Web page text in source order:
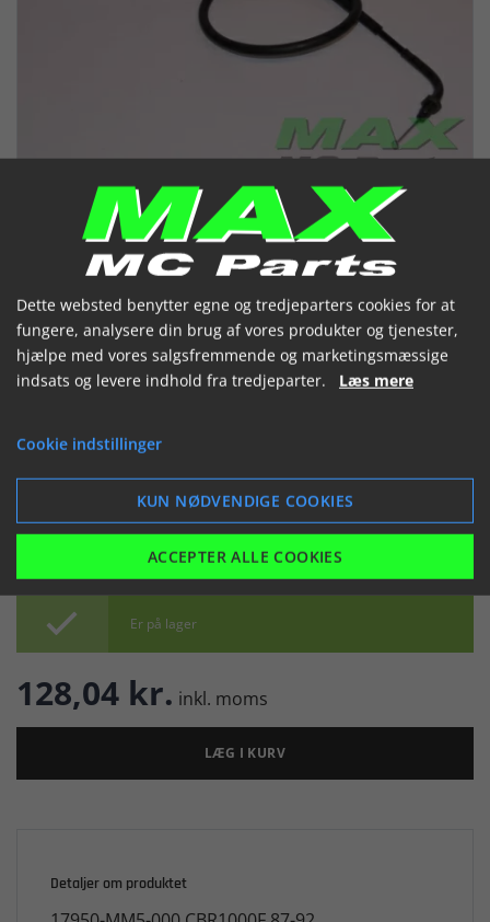
Chokerkabel HONDA CBR1000F 87-
92
(046017)
 Er på lager
128,04 kr. inkl. moms
LÆG I KURV
Detaljer om produktet
Dette websted benytter egne og tredjeparters cookies for at
fungere, analysere din brug af vores produkter og tjenester,
hjælpe med vores salgsfremmende og marketingsmæssige
indsats og levere indhold fra tredjeparter. Læs mere
Cookie indstillinger
KUN NØDVENDIGE COOKIES
ACCEPTER ALLE COOKIES